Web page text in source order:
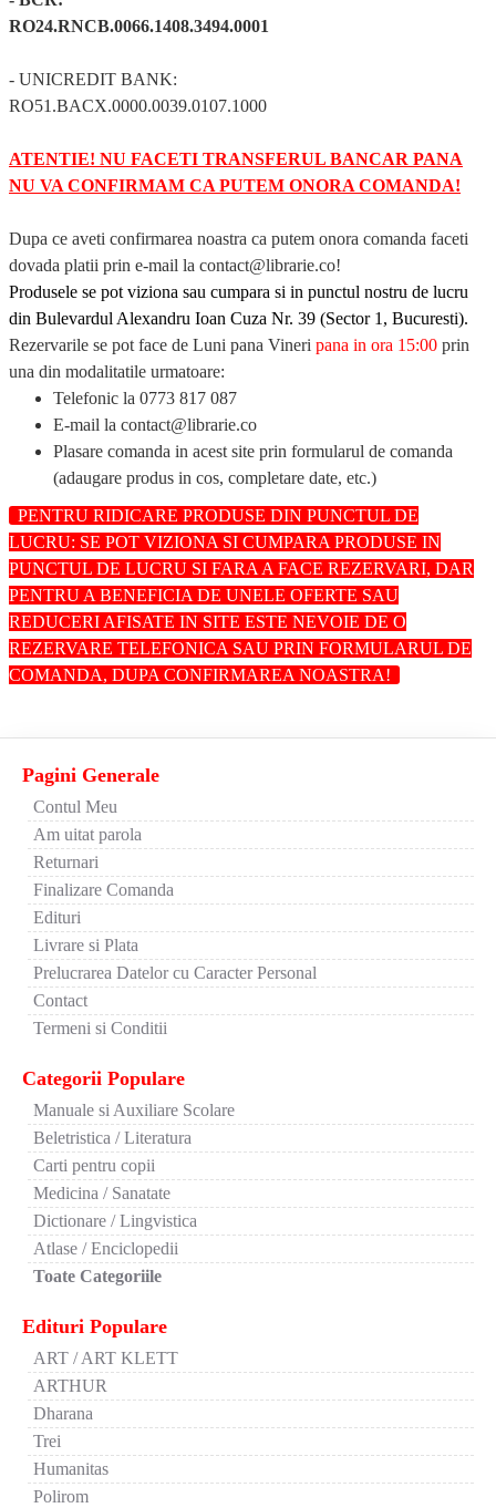
RO24.RNCB.0066.1408.3494.0001
- UNICREDIT BANK:
RO51.BACX.0000.0039.0107.1000
ATENTIE! NU FACETI TRANSFERUL BANCAR PANA
NU VA CONFIRMAM CA PUTEM ONORA COMANDA!
Dupa ce aveti confirmarea noastra ca putem onora comanda faceti
dovada platii prin e-mail la contact@librarie.co!
Produsele se pot viziona sau cumpara si in punctul nostru de lucru
din Bulevardul Alexandru Ioan Cuza Nr. 39 (Sector 1, Bucuresti).
Rezervarile se pot face de Luni pana Vineri pana in ora 15:00 prin
una din modalitatile urmatoare:
Telefonic la 0773 817 087
E-mail la contact@librarie.co
Plasare comanda in acest site prin formularul de comanda
(adaugare produs in cos, completare date, etc.)
PENTRU RIDICARE PRODUSE DIN PUNCTUL DE
LUCRU: SE POT VIZIONA SI CUMPARA PRODUSE IN
PUNCTUL DE LUCRU SI FARA A FACE REZERVARI, DAR
PENTRU A BENEFICIA DE UNELE OFERTE SAU
REDUCERI AFISATE IN SITE ESTE NEVOIE DE O
REZERVARE TELEFONICA SAU PRIN FORMULARUL DE
COMANDA, DUPA CONFIRMAREA NOASTRA!
Pagini Generale
Contul Meu
Am uitat parola
Returnari
Finalizare Comanda
Edituri
Livrare si Plata
Prelucrarea Datelor cu Caracter Personal
Contact
Termeni si Conditii
Categorii Populare
Manuale si Auxiliare Scolare
Beletristica / Literatura
Carti pentru copii
Medicina / Sanatate
Dictionare / Lingvistica
Atlase / Enciclopedii
Toate Categoriile
Edituri Populare
ART / ART KLETT
ARTHUR
Dharana
Trei
Humanitas
Polirom